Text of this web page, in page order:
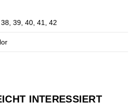
39, 40, 41, 42
INTERESSIERT